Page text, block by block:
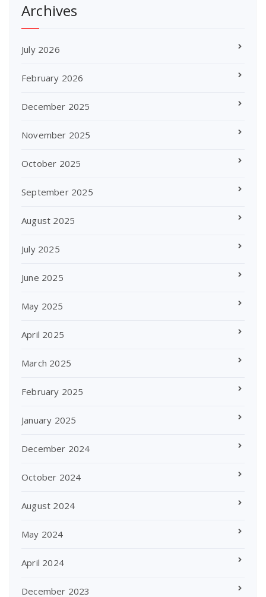
Archives
July 2026
February 2026
December 2025
November 2025
October 2025
September 2025
August 2025
July 2025
June 2025
May 2025
April 2025
March 2025
February 2025
January 2025
December 2024
October 2024
August 2024
May 2024
April 2024
December 2023